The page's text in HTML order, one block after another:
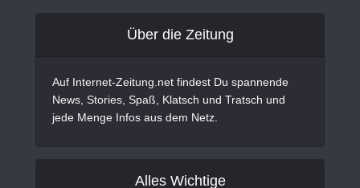
Über die Zeitung
Auf Internet-Zeitung.net findest Du spannende
News, Stories, Spaß, Klatsch und Tratsch und
jede Menge Infos aus dem Netz.
Alles Wichtige